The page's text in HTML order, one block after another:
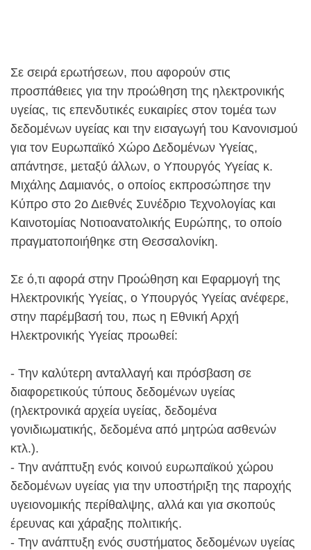
Σε σειρά ερωτήσεων, που αφορούν στις
προσπάθειες για την προώθηση της ηλεκτρονικής
υγείας, τις επενδυτικές ευκαιρίες στον τομέα των
δεδομένων υγείας και την εισαγωγή του Κανονισμού
για τον Ευρωπαϊκό Χώρο Δεδομένων Υγείας,
απάντησε, μεταξύ άλλων, ο Υπουργός Υγείας κ.
Μιχάλης Δαμιανός, ο οποίος εκπροσώπησε την
Κύπρο στο 2ο Διεθνές Συνέδριο Τεχνολογίας και
Καινοτομίας Νοτιοανατολικής Ευρώπης, το οποίο
πραγματοποιήθηκε στη Θεσσαλονίκη.
Σε ό,τι αφορά στην Προώθηση και Εφαρμογή της
Ηλεκτρονικής Υγείας, ο Υπουργός Υγείας ανέφερε,
στην παρέμβασή του, πως η Εθνική Αρχή
Ηλεκτρονικής Υγείας προωθεί:
- Την καλύτερη ανταλλαγή και πρόσβαση σε
διαφορετικούς τύπους δεδομένων υγείας
(ηλεκτρονικά αρχεία υγείας, δεδομένα
γονιδιωματικής, δεδομένα από μητρώα ασθενών
κτλ.).
- Την ανάπτυξη ενός κοινού ευρωπαϊκού χώρου
δεδομένων υγείας για την υποστήριξη της παροχής
υγειονομικής περίθαλψης, αλλά και για σκοπούς
έρευνας και χάραξης πολιτικής.
- Την ανάπτυξη ενός συστήματος δεδομένων υγείας